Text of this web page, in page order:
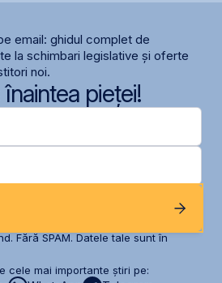
email: ghidul complet de
la schimbari legislative și oferte
noi.
pieței!
Fără SPAM. Datele tale sunt în
cele mai importante știri pe: